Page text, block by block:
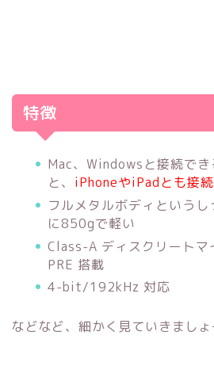
特徴
Mac、Windowsと接続で
と、 iPhoneやiPadとも接
フルメタルボディという
に850gで軽い
Class-A ディスクリートマ
PRE 搭載
4-bit/192kHz 対応
などなど、細かく見ていきましょ